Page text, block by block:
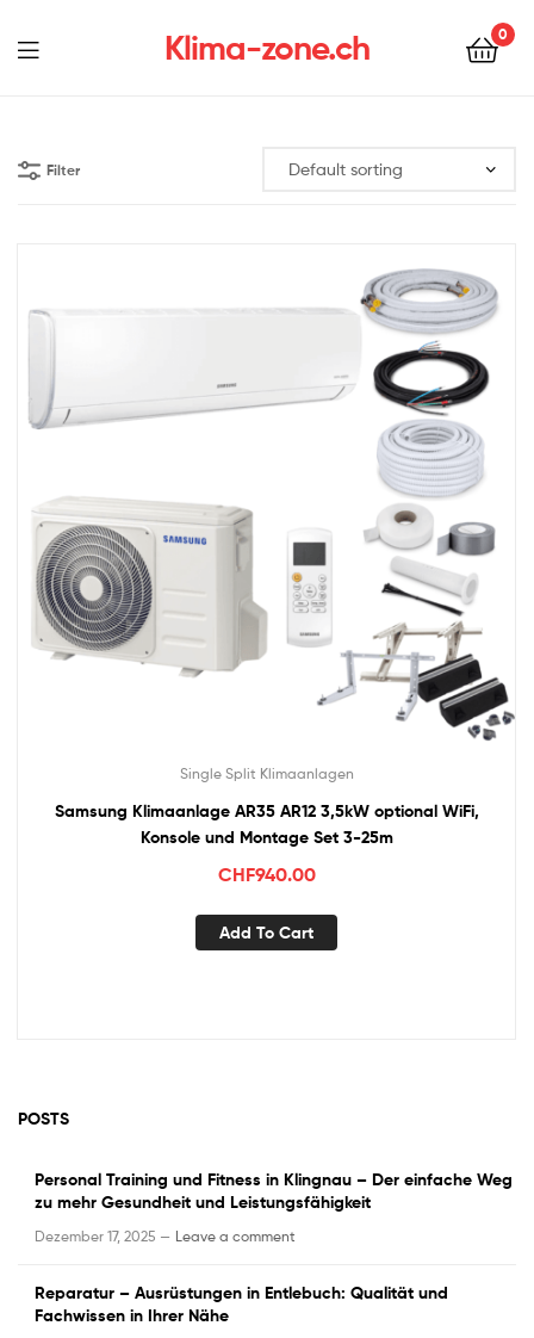
Klima-zone.ch 0
Filter
Single Split Klimaanlagen
Samsung Klimaanlage AR35 AR12 3,5kW optional WiFi,
Konsole und Montage Set 3-25m
CHF940.00
Add To Cart
POSTS
Personal Training und Fitness in Klingnau – Der einfache Weg
zu mehr Gesundheit und Leistungsfähigkeit
Dezember 17, 2025 — Leave a comment
Reparatur – Ausrüstungen in Entlebuch: Qualität und
Fachwissen in Ihrer Nähe